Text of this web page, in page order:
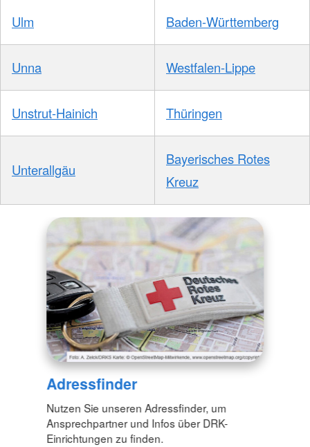
Ulm Baden-Württemberg
Unna Westfalen-Lippe
Unstrut-Hainich Thüringen
Unterallgäu
Bayerisches Rotes
Kreuz
Adressfinder
Nutzen Sie unseren Adressfinder, um
Ansprechpartner und Infos über DRK-
Einrichtungen zu finden.